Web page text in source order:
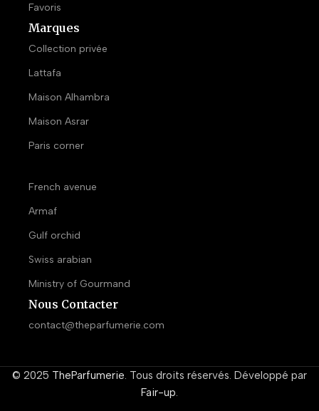
Favoris
Marques
Collection privée
Lattafa
Maison Alhambra
Maison Asrar
Paris corner
French avenue
Armaf
Gulf orchid
Swiss arabian
Ministry of Gourmand
Nous Contacter
contact@theparfumerie.com
© 2025 TheParfumerie. Tous droits réservés. Développé par
Fair-up.